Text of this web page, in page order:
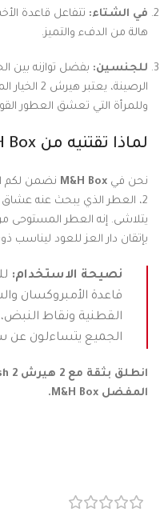
في الشتاء: تتفاعل قاعدة
هالة من الدفء والتميز.
للجنسين: بفضل توازنه بين
الرصينة،
وللمرأة التي تعشق العطور
لماذا تقتنيه من M&H Box؟
نحن في M&H Box
2، العطر الذي يبحث عنه عشاق
يتلاشى. إنه العطر المستوحى
بإتقان دار العز للعود ليناسب
نصيحة الاستخدام:
قاعدة الأمبروكسان
القطنية ونقاط
الجميع يتساءلون
المفضل M&H Box.